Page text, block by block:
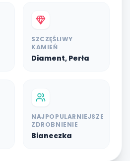
SZCZĘŚLIWY
KAMIEŃ
Diament, Perła
NAJPOPULARNIEJSZE
ZDROBNIENIE
Bianeczka